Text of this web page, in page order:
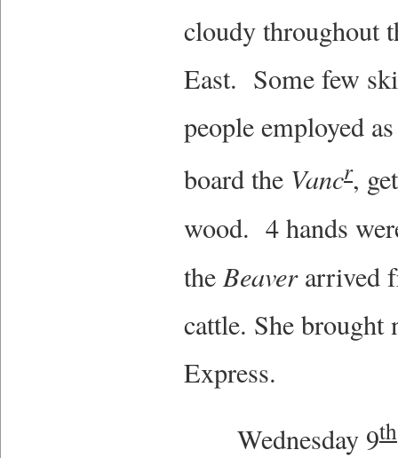
cloudy throughout
East. Some few
people employed
board the Vancr,
wood. 4 hands
theBeaver arrived
cattle. She
Express.
Wednesday 9th